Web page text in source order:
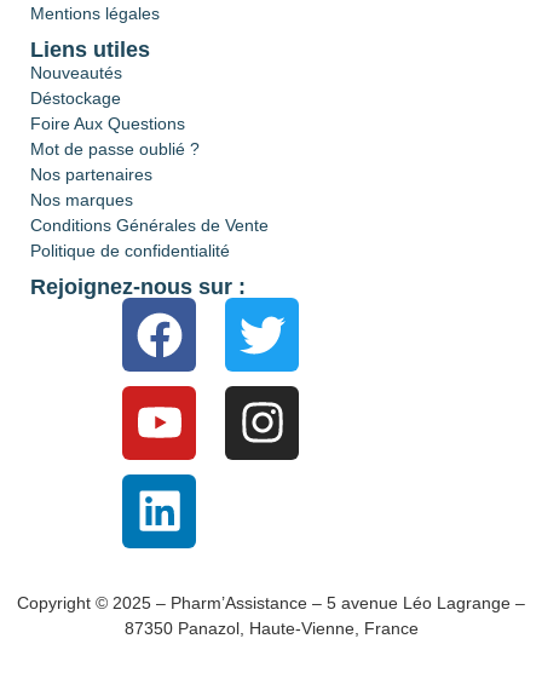
Mentions légales
Liens utiles
Nouveautés
Déstockage
Foire Aux Questions
Mot de passe oublié ?
Nos partenaires
Nos marques
Conditions Générales de Vente
Politique de confidentialité
Rejoignez-nous sur :
Copyright © 2025 – Pharm’Assistance – 5 avenue Léo Lagrange –
87350 Panazol, Haute-Vienne, France